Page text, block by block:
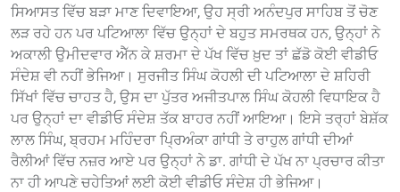
ਸਿਆਸਤ ਵਿੱਚ ਬੜਾ ਮਾਣ ਦਿਵਾਇਆ, ਉਹ ਸ੍ਰੀ ਅਨੰਦਪੁਰ ਸਾਹਿਬ ਤੋਂ ਚੋਣ
ਲੜ ਰਹੇ ਹਨ ਪਰ ਪਟਿਆਲਾ ਵਿੱਚ ਉਨ੍ਹਾਂ ਦੇ ਬਹੁਤ ਸਮਰਥਕ ਹਨ, ਉਨ੍ਹਾਂ ਨੇ
ਅਕਾਲੀ ਉਮੀਦਵਾਰ ਐੱਨ ਕੇ ਸ਼ਰਮਾ ਦੇ ਪੱਖ ਵਿੱਚ ਖ਼ੁਦ ਤਾਂ ਛੱਡੋ ਕੋਈ ਵੀਡੀਓ
ਸੰਦੇਸ਼ ਵੀ ਨਹੀਂ ਭੇਜਿਆ। ਸੁਰਜੀਤ ਸਿੰਘ ਕੋਹਲੀ ਦੀ ਪਟਿਆਲਾ ਦੇ ਸ਼ਹਿਰੀ
ਸਿੱਖਾਂ ਵਿੱਚ ਚਾਹਤ ਹੈ, ਉਸ ਦਾ ਪੁੱਤਰ ਅਜੀਤਪਾਲ ਸਿੰਘ ਕੋਹਲੀ ਵਿਧਾਇਕ ਹੈ
ਪਰ ਉਨ੍ਹਾਂ ਦਾ ਵੀਡੀਓ ਸੰਦੇਸ਼ ਤੱਕ ਬਾਹਰ ਨਹੀਂ ਆਇਆ। ਇਸੇ ਤਰ੍ਹਾਂ ਬੇਸ਼ੱਕ
ਲਾਲ ਸਿੰਘ, ਬ੍ਰਹਮ ਮਹਿੰਦਰਾ ‌ਪ੍ਰਿਅੰਕਾ ਗਾਂਧੀ ਤੇ ਰਾਹੁਲ ਗਾਂਧੀ ਦੀਆਂ
ਰੈਲੀਆਂ ਵਿੱਚ ਨਜ਼ਰ ਆਏ ਪਰ ਉਨ੍ਹਾਂ ਨੇ ਡਾ. ਗਾਂਧੀ ਦੇ ਪੱਖ ਨਾ ਪ੍ਰਚਾਰ ਕੀਤਾ
ਨਾ ਹੀ ਆਪਣੇ ਚਹੇਤਿਆਂ ਲਈ ਕੋਈ ਵੀਡੀਓ ਸੰਦੇਸ਼ ਹੀ ਭੇਜਿਆ।